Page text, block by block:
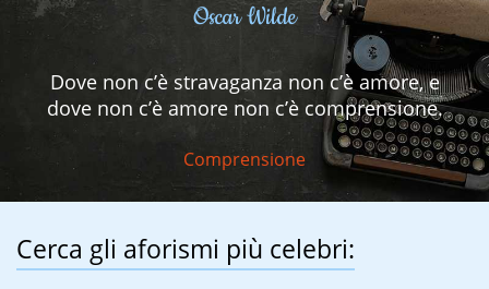
Oscar Wilde
Dove non c’è stravaganza non c’è amore, e
dove non c’è amore non c’è comprensione.
Comprensione
Cerca gli aforismi più celebri: